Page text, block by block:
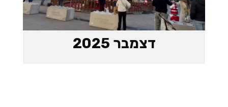
דצמבר 2025